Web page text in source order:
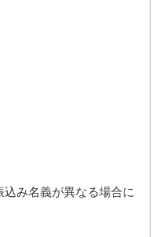
込み名義が異なる場合に